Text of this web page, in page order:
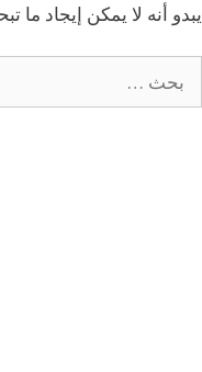
يبدو أنه لا يمكن إيجاد